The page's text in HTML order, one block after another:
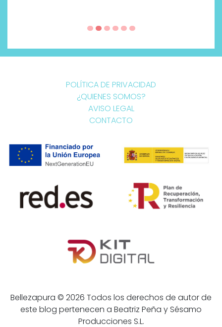
POLÍTICA DE PRIVACIDAD
¿QUIENES SOMOS?
AVISO LEGAL
CONTACTO
Bellezapura © 2026 Todos los derechos de autor de
este blog pertenecen a Beatriz Peña y Sésamo
Producciones S.L.